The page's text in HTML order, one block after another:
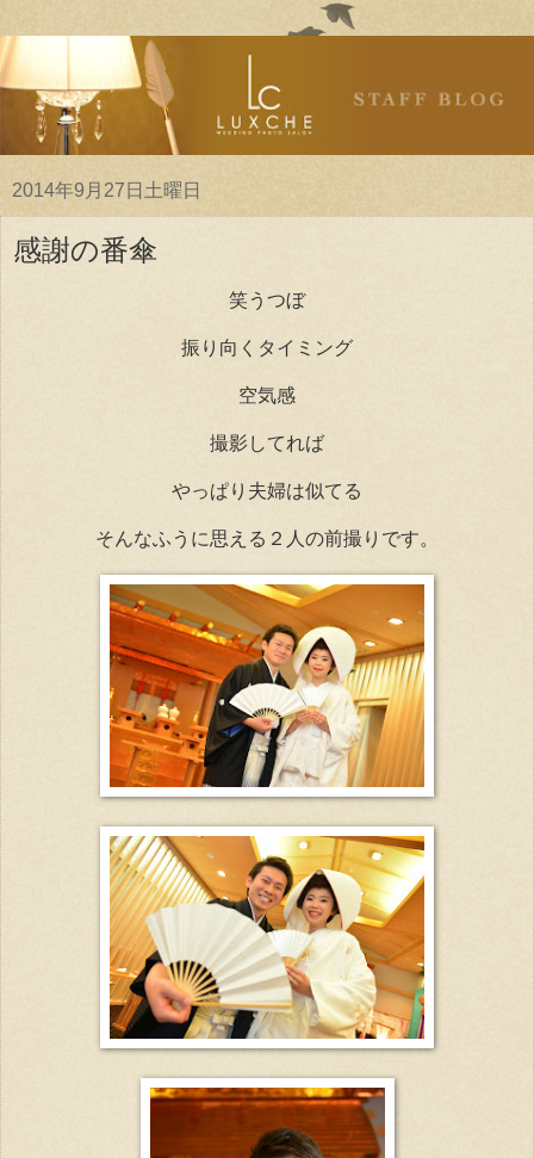
2014年9月27日土曜日
感謝の番傘
笑うつぼ
振り向くタイミング
空気感
撮影してれば
やっぱり夫婦は似てる
そんなふうに思える２人の前撮りです。